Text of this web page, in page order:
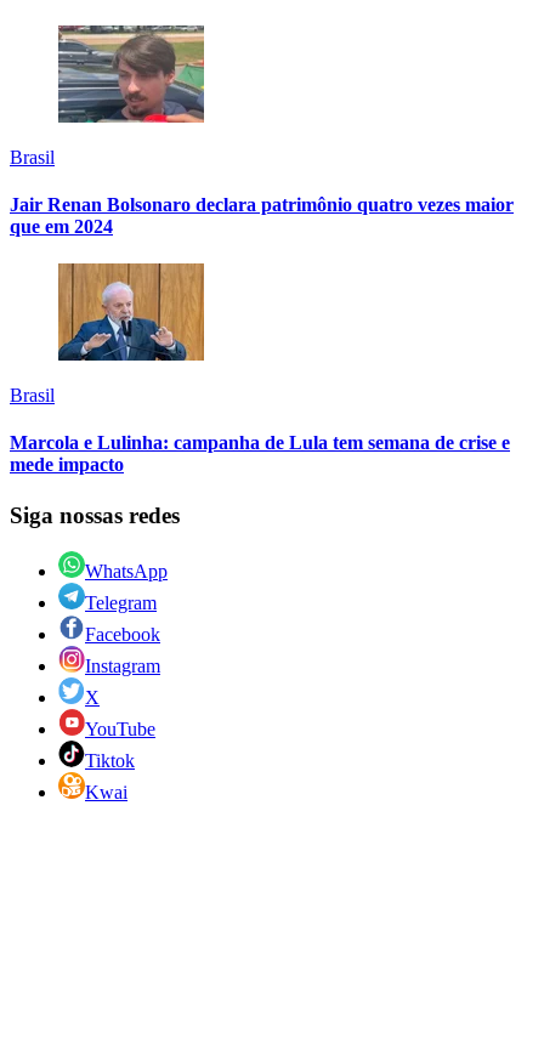
Brasil
Jair Renan Bolsonaro declara patrimônio quatro vezes maior
que em 2024
Brasil
Marcola e Lulinha: campanha de Lula tem semana de crise e
mede impacto
Siga nossas redes
WhatsApp
Telegram
Facebook
Instagram
X
YouTube
Tiktok
Kwai